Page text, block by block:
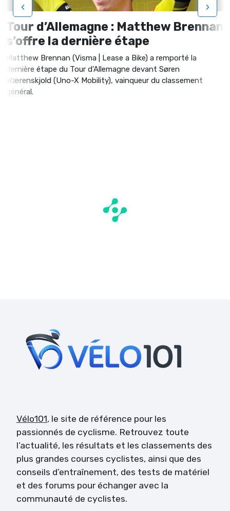
Tour d’Allemagne : Matthew Brennan
s’offre la dernière étape
Matthew Brennan (Visma | Lease a Bike) a remporté la
dernière étape du Tour d'Allemagne devant Søren
Wærenskjold (Uno-X Mobility), vainqueur du classement
général.
‹ ›
Vélo101, le site de référence pour les
passionnés de cyclisme. Retrouvez toute
l’actualité, les résultats et les classements des
plus grandes courses cyclistes, ainsi que des
conseils d’entraînement, des tests de matériel
et des forums pour échanger avec la
communauté de cyclistes.